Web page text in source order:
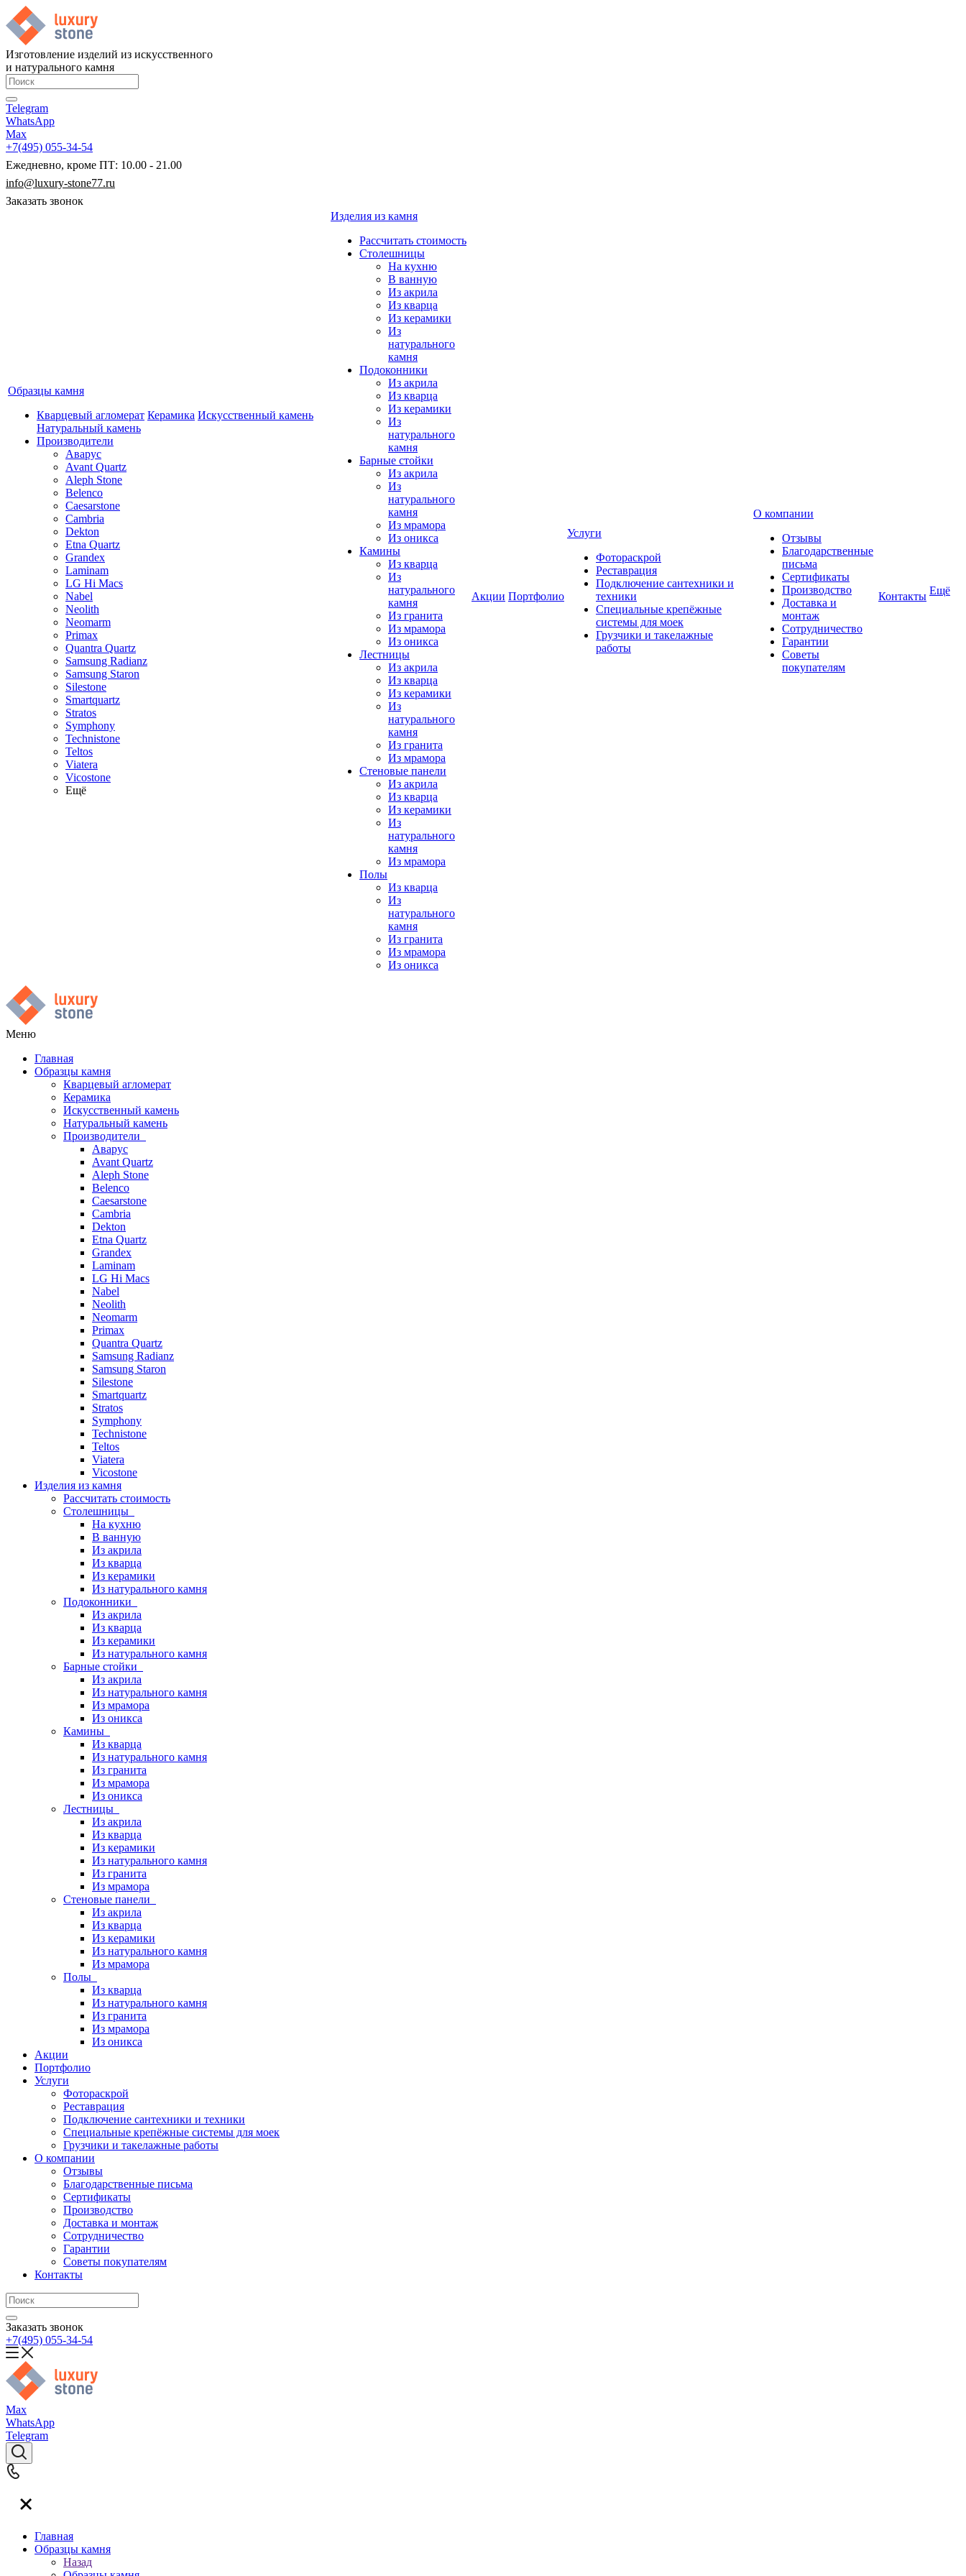
Изготовление изделий из искусственного
и натурального камня
Telegram
WhatsApp
Max
+7(495) 055-34-54
Ежедневно, кроме ПТ: 10.00 - 21.00
info@luxury-stone77.ru
Заказать звонок
Образцы камня
Кварцевый агломерат Керамика Искусственный камень
Натуральный камень
Производители
Аварус
Avant Quartz
Aleph Stone
Belenco
Caesarstone
Cambria
Dekton
Etna Quartz
Grandex
Laminam
LG Hi Macs
Nabel
Neolith
Neomarm
Primax
Quantra Quartz
Samsung Radianz
Samsung Staron
Silestone
Smartquartz
Stratos
Symphony
Technistone
Teltos
Viatera
Vicostone
Ещё
Изделия из камня
Рассчитать стоимость
Столешницы
На кухню
В ванную
Из акрила
Из кварца
Из керамики
Из
натурального
камня
Подоконники
Из акрила
Из кварца
Из керамики
Из
натурального
камня
Барные стойки
Из акрила
Из
натурального
камня
Из мрамора
Из оникса
Камины
Из кварца
Из
натурального
камня
Из гранита
Из мрамора
Из оникса
Лестницы
Из акрила
Из кварца
Из керамики
Из
натурального
камня
Из гранита
Из мрамора
Стеновые панели
Из акрила
Из кварца
Из керамики
Из
натурального
камня
Из мрамора
Полы
Из кварца
Из
натурального
камня
Из гранита
Из мрамора
Из оникса
Акции Портфолио
Услуги
Фотораскрой
Реставрация
Подключение сантехники и
техники
Специальные крепёжные
системы для моек
Грузчики и такелажные
работы
О компании
Отзывы
Благодарственные
письма
Сертификаты
Производство
Доставка и
монтаж
Сотрудничество
Гарантии
Советы
покупателям
Контакты Ещё
Меню
Главная
Образцы камня
Кварцевый агломерат
Керамика
Искусственный камень
Натуральный камень
Производители
Аварус
Avant Quartz
Aleph Stone
Belenco
Caesarstone
Cambria
Dekton
Etna Quartz
Grandex
Laminam
LG Hi Macs
Nabel
Neolith
Neomarm
Primax
Quantra Quartz
Samsung Radianz
Samsung Staron
Silestone
Smartquartz
Stratos
Symphony
Technistone
Teltos
Viatera
Vicostone
Изделия из камня
Рассчитать стоимость
Столешницы
На кухню
В ванную
Из акрила
Из кварца
Из керамики
Из натурального камня
Подоконники
Из акрила
Из кварца
Из керамики
Из натурального камня
Барные стойки
Из акрила
Из натурального камня
Из мрамора
Из оникса
Камины
Из кварца
Из натурального камня
Из гранита
Из мрамора
Из оникса
Лестницы
Из акрила
Из кварца
Из керамики
Из натурального камня
Из гранита
Из мрамора
Стеновые панели
Из акрила
Из кварца
Из керамики
Из натурального камня
Из мрамора
Полы
Из кварца
Из натурального камня
Из гранита
Из мрамора
Из оникса
Акции
Портфолио
Услуги
Фотораскрой
Реставрация
Подключение сантехники и техники
Специальные крепёжные системы для моек
Грузчики и такелажные работы
О компании
Отзывы
Благодарственные письма
Сертификаты
Производство
Доставка и монтаж
Сотрудничество
Гарантии
Советы покупателям
Контакты
Заказать звонок
+7(495) 055-34-54
Max
WhatsApp
Telegram
Главная
Образцы камня
Назад